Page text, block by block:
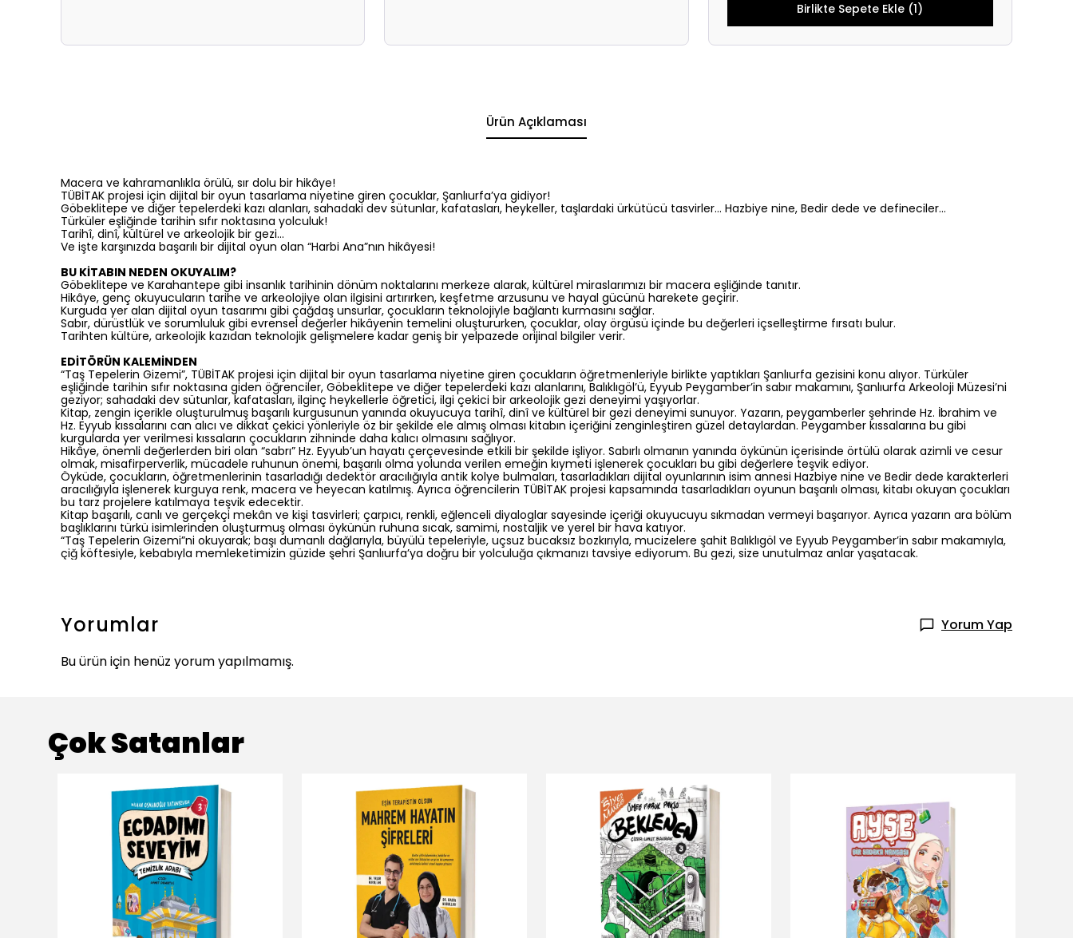
Birlikte Sepete Ekle (1)
Ürün Açıklaması
Macera ve kahramanlıkla örülü, sır dolu bir hikâye!
TÜBİTAK projesi için dijital bir oyun tasarlama niyetine giren çocuklar, Şanlıurfa’ya gidiyor!
Göbeklitepe ve diğer tepelerdeki kazı alanları, sahadaki dev sütunlar, kafatasları, heykeller, taşlardaki ürkütücü tasvirler… Hazbiye nine, Bedir dede ve defineciler…
Türküler eşliğinde tarihin sıfır noktasına yolculuk!
Tarihî, dinî, kültürel ve arkeolojik bir gezi…
Ve işte karşınızda başarılı bir dijital oyun olan “Harbi Ana”nın hikâyesi!
BU KİTABIN NEDEN OKUYALIM?
Göbeklitepe ve Karahantepe gibi insanlık tarihinin dönüm noktalarını merkeze alarak, kültürel miraslarımızı bir macera eşliğinde tanıtır.
Hikâye, genç okuyucuların tarihe ve arkeolojiye olan ilgisini artırırken, keşfetme arzusunu ve hayal gücünü harekete geçirir.
Kurguda yer alan dijital oyun tasarımı gibi çağdaş unsurlar, çocukların teknolojiyle bağlantı kurmasını sağlar.
Sabır, dürüstlük ve sorumluluk gibi evrensel değerler hikâyenin temelini oluştururken, çocuklar, olay örgüsü içinde bu değerleri içselleştirme fırsatı bulur.
Tarihten kültüre, arkeolojik kazıdan teknolojik gelişmelere kadar geniş bir yelpazede orijinal bilgiler verir.
EDİTÖRÜN KALEMİNDEN
“Taş Tepelerin Gizemi”, TÜBİTAK projesi için dijital bir oyun tasarlama niyetine giren çocukların öğretmenleriyle birlikte yaptıkları Şanlıurfa gezisini konu alıyor. Türküler
eşliğinde tarihin sıfır noktasına giden öğrenciler, Göbeklitepe ve diğer tepelerdeki kazı alanlarını, Balıklıgöl’ü, Eyyub Peygamber’in sabır makamını, Şanlıurfa Arkeoloji Müzesi’ni
geziyor; sahadaki dev sütunlar, kafatasları, ilginç heykellerle öğretici, ilgi çekici bir arkeolojik gezi deneyimi yaşıyorlar.
Kitap, zengin içerikle oluşturulmuş başarılı kurgusunun yanında okuyucuya tarihî, dinî ve kültürel bir gezi deneyimi sunuyor. Yazarın, peygamberler şehrinde Hz. İbrahim ve
Hz. Eyyub kıssalarını can alıcı ve dikkat çekici yönleriyle öz bir şekilde ele almış olması kitabın içeriğini zenginleştiren güzel detaylardan. Peygamber kıssalarına bu gibi
kurgularda yer verilmesi kıssaların çocukların zihninde daha kalıcı olmasını sağlıyor.
Hikâye, önemli değerlerden biri olan “sabrı” Hz. Eyyub’un hayatı çerçevesinde etkili bir şekilde işliyor. Sabırlı olmanın yanında öykünün içerisinde örtülü olarak azimli ve cesur
olmak, misafirperverlik, mücadele ruhunun önemi, başarılı olma yolunda verilen emeğin kıymeti işlenerek çocukları bu gibi değerlere teşvik ediyor.
Öyküde, çocukların, öğretmenlerinin tasarladığı dedektör aracılığıyla antik kolye bulmaları, tasarladıkları dijital oyunlarının isim annesi Hazbiye nine ve Bedir dede karakterleri
aracılığıyla işlenerek kurguya renk, macera ve heyecan katılmış. Ayrıca öğrencilerin TÜBİTAK projesi kapsamında tasarladıkları oyunun başarılı olması, kitabı okuyan çocukları
bu tarz projelere katılmaya teşvik edecektir.
Kitap başarılı, canlı ve gerçekçi mekân ve kişi tasvirleri; çarpıcı, renkli, eğlenceli diyaloglar sayesinde içeriği okuyucuyu sıkmadan vermeyi başarıyor. Ayrıca yazarın ara bölüm
başlıklarını türkü isimlerinden oluşturmuş olması öykünün ruhuna sıcak, samimi, nostaljik ve yerel bir hava katıyor.
“Taş Tepelerin Gizemi”ni okuyarak; başı dumanlı dağlarıyla, büyülü tepeleriyle, uçsuz bucaksız bozkırıyla, mucizelere şahit Balıklıgöl ve Eyyub Peygamber’in sabır makamıyla,
çiğ köftesiyle, kebabıyla memleketimizin güzide şehri Şanlıurfa’ya doğru bir yolculuğa çıkmanızı tavsiye ediyorum. Bu gezi, size unutulmaz anlar yaşatacak.
Yorumlar
Yorum Yap
Bu ürün için henüz yorum yapılmamış.
Çok Satanlar